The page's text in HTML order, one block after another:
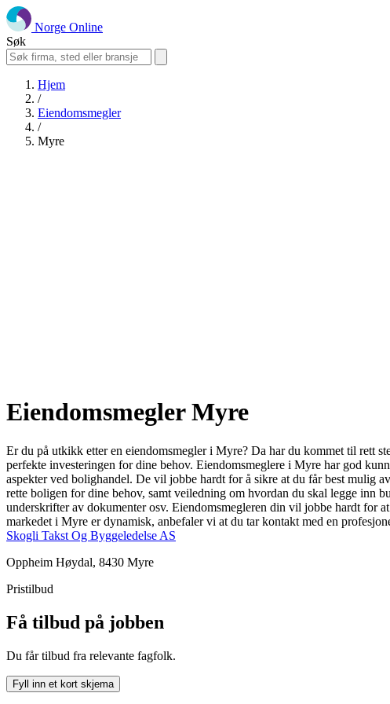
Norge Online
Søk
Hjem
/
Eiendomsmegler
/
Myre
Eiendomsmegler Myre
Er du på utkikk etter en eiendomsmegler i Myre? Da har du kommet til rett
perfekte investeringen for dine behov. Eiendomsmeglere i Myre har god
aspekter ved bolighandel. De vil jobbe hardt for å sikre at du får best mulig
rette boligen for dine behov, samt veiledning om hvordan du skal legge inn
underskrifter av dokumenter osv. Eiendomsmegleren din vil jobbe hardt for
markedet i Myre er dynamisk, anbefaler vi at du tar kontakt med en
Skogli Takst Og Byggeledelse AS
Oppheim Høydal, 8430 Myre
Pristilbud
Få tilbud på jobben
Du får tilbud fra relevante fagfolk.
Fyll inn et kort skjema